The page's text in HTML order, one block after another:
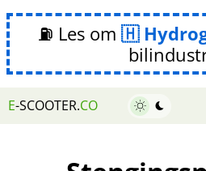
⛽ Les om
E-SCOOTER.CO